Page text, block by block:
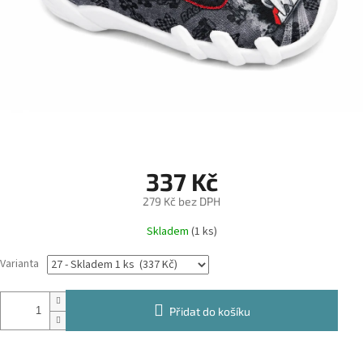
337 Kč
279 Kč bez DPH
Měrná
cena:
Skladem (1 ks)
Varianta
Přidat do košíku